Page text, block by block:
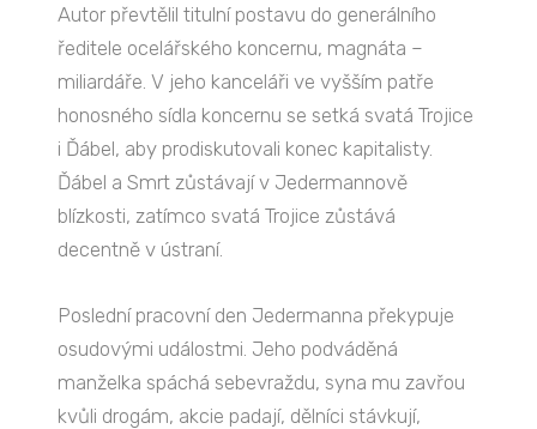
Autor převtělil titulní postavu do generálního
ředitele ocelářského koncernu, magnáta –
miliardáře. V jeho kanceláři ve vyšším patře
honosného sídla koncernu se setká svatá Trojice
i Ďábel, aby prodiskutovali konec kapitalisty.
Ďábel a Smrt zůstávají v Jedermannově
blízkosti, zatímco svatá Trojice zůstává
decentně v ústraní.
Poslední pracovní den Jedermanna překypuje
osudovými událostmi. Jeho podváděná
manželka spáchá sebevraždu, syna mu zavřou
kvůli drogám, akcie padají, dělníci stávkují,